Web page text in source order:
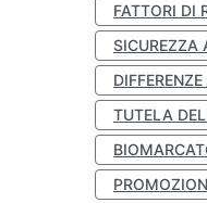
FATTORI DI
SICUREZZA
TUTELA